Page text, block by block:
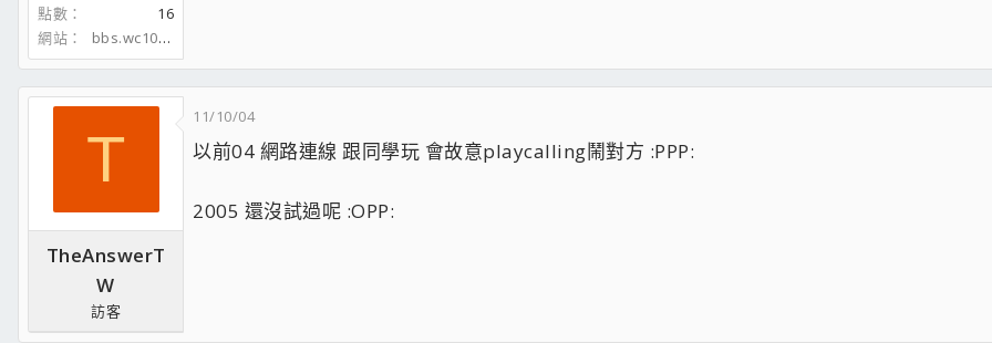
點數
16
網站
bbs.wc105.com
T
TheAnswerT
W
訪客
11/10/04
以前04 網路連線 跟同學玩 會故意playcalling鬧對方 :PPP:
2005 還沒試過呢 :OPP: